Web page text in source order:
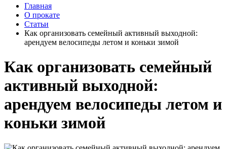
Главная
О прокате
Статьи
Как организовать семейный активный выходной:
арендуем велосипеды летом и коньки зимой
Как организовать семейный
активный выходной:
арендуем велосипеды летом и
коньки зимой